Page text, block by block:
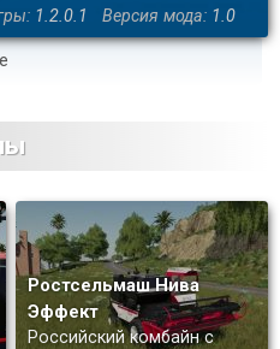
1.2.0.1 Версия мода: 1.0
Ростсельмаш Нива
Эффект
Российский комбайн с